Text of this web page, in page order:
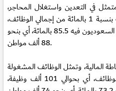
في التعدين واستغلال المحاجر،
حيث تمثل الوظائف المشغولة فيه بنسبة 1 بالمائة من إجمالي الوظائف،
أي حوالي 103 ألف وظيفة، ويشكل السعوديون فيه 85.5 بالمائة، أي بنحو
88 ألف مواطن.
المالية، وتمثل الوظائف المشغولة
فيه بنسبة 1 بالمائة من إجمالي الوظائف، أي بحوالي 101 ألف وظيفة،